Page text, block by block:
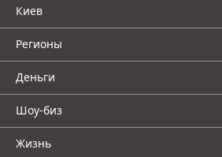
Киев
Регионы
Деньги
Шоу-биз
Жизнь